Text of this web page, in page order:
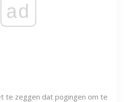
ad
te zeggen dat pogingen om te